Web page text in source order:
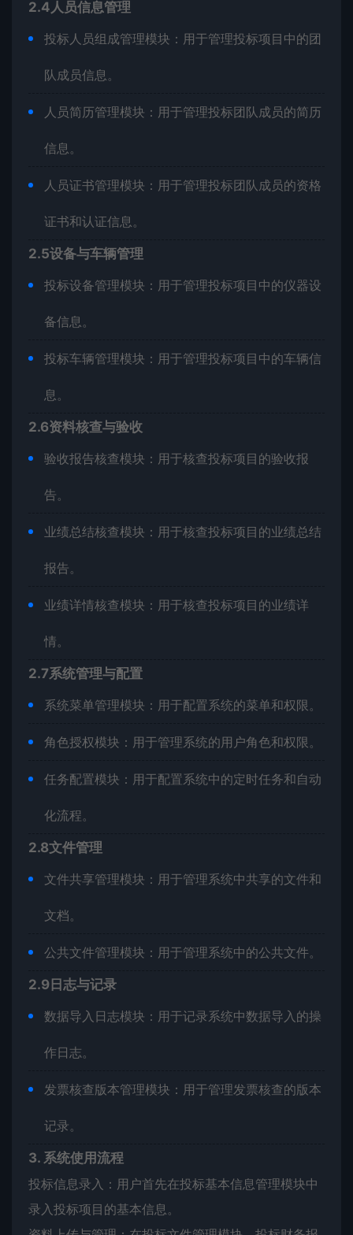
2.4人员信息管理
投标人员组成管理模块：用于管理投标项目中的团
队成员信息。
人员简历管理模块：用于管理投标团队成员的简历
信息。
人员证书管理模块：用于管理投标团队成员的资格
证书和认证信息。
2.5设备与车辆管理
投标设备管理模块：用于管理投标项目中的仪器设
备信息。
投标车辆管理模块：用于管理投标项目中的车辆信
息。
2.6资料核查与验收
验收报告核查模块：用于核查投标项目的验收报
告。
业绩总结核查模块：用于核查投标项目的业绩总结
报告。
业绩详情核查模块：用于核查投标项目的业绩详
情。
2.7系统管理与配置
系统菜单管理模块：用于配置系统的菜单和权限。
角色授权模块：用于管理系统的用户角色和权限。
任务配置模块：用于配置系统中的定时任务和自动
化流程。
2.8文件管理
文件共享管理模块：用于管理系统中共享的文件和
文档。
公共文件管理模块：用于管理系统中的公共文件。
2.9日志与记录
数据导入日志模块：用于记录系统中数据导入的操
作日志。
发票核查版本管理模块：用于管理发票核查的版本
记录。
3. 系统使用流程
投标信息录入：用户首先在投标基本信息管理模块中
录入投标项目的基本信息。